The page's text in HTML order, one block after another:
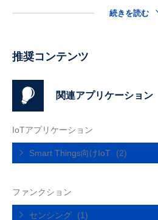
続きを読む
推奨コンテンツ
関連アプリケーション
IoTアプリケーション
Smart Things向けIoT (2)
ファンクション
センシング (1)